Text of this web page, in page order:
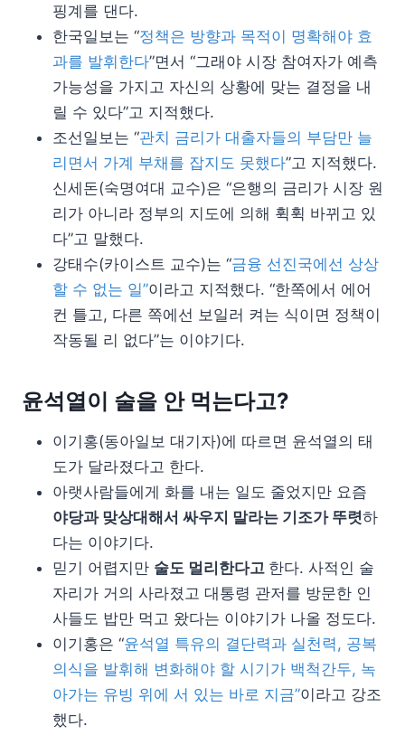
핑계를 댄다.
한국일보는 “정책은 방향과 목적이 명확해야 효
과를 발휘한다”면서 “그래야 시장 참여자가 예측
가능성을 가지고 자신의 상황에 맞는 결정을 내
릴 수 있다”고 지적했다.
조선일보는 “관치 금리가 대출자들의 부담만 늘
리면서 가계 부채를 잡지도 못했다”고 지적했다.
신세돈(숙명여대 교수)은 “은행의 금리가 시장 원
리가 아니라 정부의 지도에 의해 휙휙 바뀌고 있
다”고 말했다.
강태수(카이스트 교수)는 “금융 선진국에선 상상
할 수 없는 일”이라고 지적했다. “한쪽에서 에어
컨 틀고, 다른 쪽에선 보일러 켜는 식이면 정책이
작동될 리 없다”는 이야기다.
윤석열이 술을 안 먹는다고?
이기홍(동아일보 대기자)에 따르면 윤석열의 태
도가 달라졌다고 한다.
아랫사람들에게 화를 내는 일도 줄었지만 요즘
야당과 맞상대해서 싸우지 말라는 기조가 뚜렷하
다는 이야기다.
믿기 어렵지만 술도 멀리한다고 한다. 사적인 술
자리가 거의 사라졌고 대통령 관저를 방문한 인
사들도 밥만 먹고 왔다는 이야기가 나올 정도다.
이기홍은 “윤석열 특유의 결단력과 실천력, 공복
의식을 발휘해 변화해야 할 시기가 백척간두, 녹
아가는 유빙 위에 서 있는 바로 지금”이라고 강조
했다.